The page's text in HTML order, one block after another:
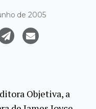
de 2005
Objetiva, a